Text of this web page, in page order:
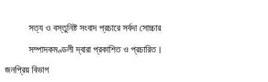
সত্য ও বস্তুনিষ্ট সংবাদ প্রচারে সর্বদা সোচ্চার
সম্পাদকমণ্ডলী দ্বারা প্রকাশিত ও প্রচারিত।
জনপ্রিয় বিভাগ